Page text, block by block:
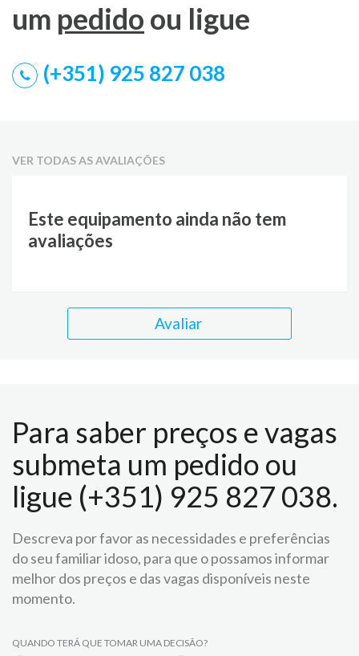
um pedido ou ligue
(+351) 925 827 038
VER TODAS AS AVALIAÇÕES
Este equipamento ainda não tem
avaliações
Avaliar
Para saber preços e vagas
submeta um pedido ou
ligue (+351) 925 827 038.
Descreva por favor as necessidades e preferências
do seu familiar idoso, para que o possamos informar
melhor dos preços e das vagas disponíveis neste
momento.
QUANDO TERÁ QUE TOMAR UMA DECISÃO?